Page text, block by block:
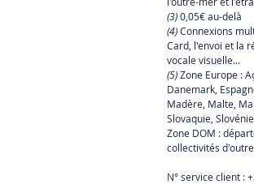
(3)0,05€ au-delà
(4)Connexions
Card, l'envoi et la
vocale visuelle...
(5)Zone Europe :
Danemark,
Madère, Malte,
Slovaquie,
Zone DOM :
collectivités
N° service client :